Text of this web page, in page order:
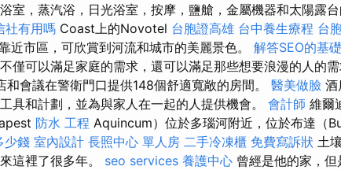
室，蒸汽浴，日光浴室，按摩，鹽艙，金屬機器和太陽露台
社有用嗎 Coast上的Novotel 台胞證高雄 台中養生療程 台
近市區，可欣賞到河流和城市的美麗景色。 解答SEO的基
僅可以滿足家庭的需求，還可以滿足那些想要浪漫的人的需
會議在警衛門口提供148個舒適寬敞的房間。 醫美做臉 酒
具和計劃，並為與家人在一起的人提供機會。 會計師 維爾
防水 工程 Aquincum）位於多瑙河附近，位於布達（
少錢 室內設計 長照中心 單人房 二手冷凍櫃 免費寫訴狀 土
這裡了很多年。 seo services 養護中心 曾經是他的家，